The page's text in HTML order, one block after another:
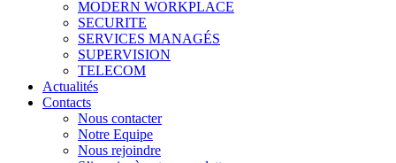
MODERN WORKPLACE
SECURITE
SERVICES MANAGÉS
SUPERVISION
TELECOM
Actualités
Contacts
Nous contacter
Notre Equipe
Nous rejoindre